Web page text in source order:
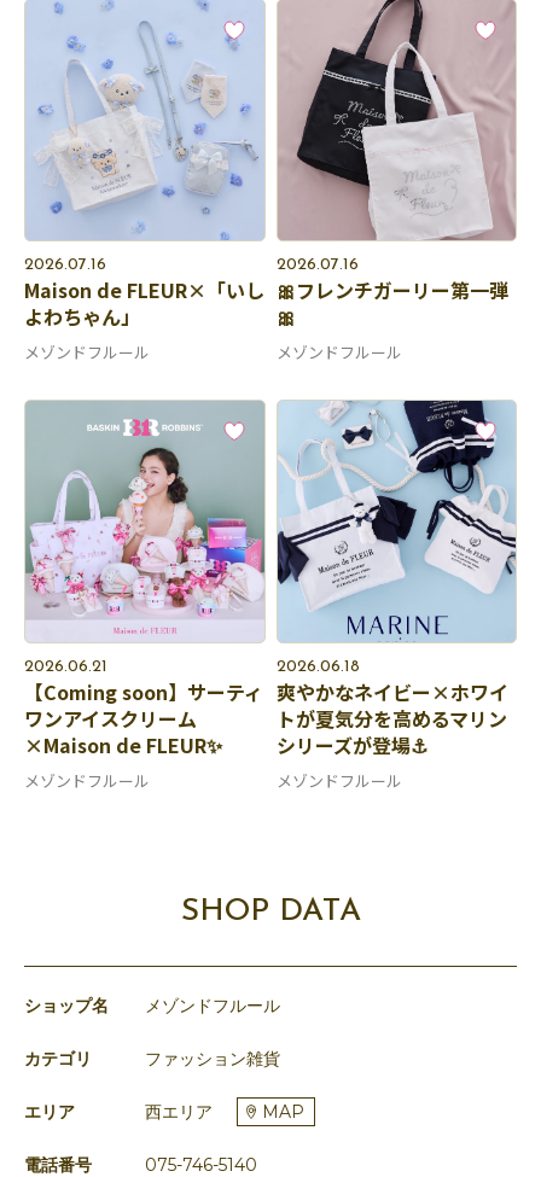
2026.07.16
Maison de FLEUR×「いし
よわちゃん」
メゾンドフルール
2026.07.16
🎀フレンチガーリー第一弾
🎀
メゾンドフルール
2026.06.21
【Coming soon】サーティ
ワンアイスクリーム
×Maison de FLEUR✨
メゾンドフルール
2026.06.18
爽やかなネイビー×ホワイ
トが夏気分を高めるマリン
シリーズが登場⚓️
メゾンドフルール
SHOP DATA
ショップ名 メゾンドフルール
カテゴリ ファッション雑貨
エリア 西エリア MAP
電話番号 075-746-5140